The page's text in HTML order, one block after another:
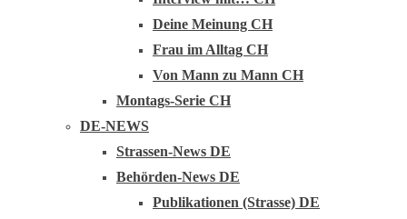
Deine Meinung CH
Frau im Alltag CH
Von Mann zu Mann CH
Montags-Serie CH
DE-NEWS
Strassen-News DE
Behörden-News DE
Publikationen (Strasse) DE